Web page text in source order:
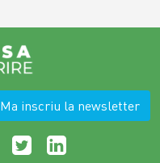
Ma inscriu la newsletter